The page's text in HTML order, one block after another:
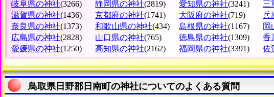
岐阜県の神社(3266) 静岡県の神社(2819) 愛知県の神社(3241) 三
滋賀県の神社(1436) 京都府の神社(1741) 大阪府の神社(719) 兵
奈良県の神社(1373) 和歌山県の神社(434) 島根県の神社(1167) 岡
広島県の神社(2828) 山口県の神社(765) 徳島県の神社(1309) 香
愛媛県の神社(1250) 高知県の神社(2162) 福岡県の神社(3391) 佐
鳥取県日野郡日南町の神社についてのよくある質問